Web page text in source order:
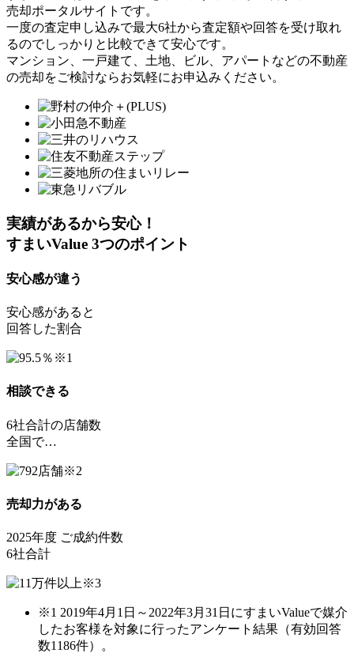
売却ポータルサイトです。
一度の査定申し込みで最大6社から査定額や回答を受け取れ
るのでしっかりと比較できて安心です。
マンション、一戸建て、土地、ビル、アパートなどの不動産
の売却をご検討ならお気軽にお申込みください。
実績があるから安心！
すまいValue 3つのポイント
安心感が違う
安心感があると
回答した割合
相談できる
6社合計の店舗数
全国で…
売却力がある
2025年度 ご成約件数
6社合計
※1 2019年4月1日～2022年3月31日にすまいValueで媒介
したお客様を対象に行ったアンケート結果（有効回答
数1186件）。